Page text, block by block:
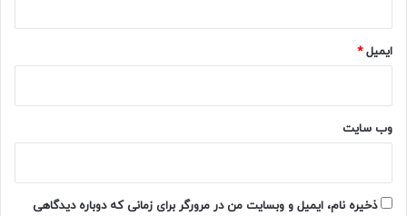
ایمیل*
وب‌ سایت
ذخیره نام، ایمیل و وبسایت من در مرورگر برای زمانی که دوباره دیدگاهی